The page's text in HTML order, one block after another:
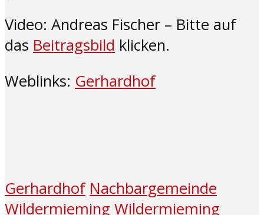
Video: Andreas Fischer – Bitte auf
das Beitragsbild klicken.
Weblinks: Gerhardhof
Gerhardhof Nachbargemeinde
Wildermieming Wildermieming